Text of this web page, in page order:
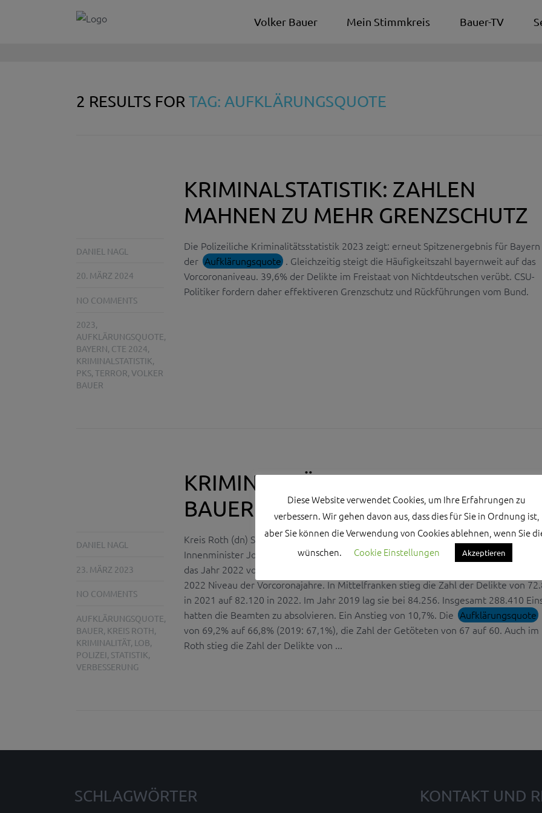
Volker Bauer Mein Stimmkreis Bauer-TV
2 RESULTS FOR TAG: AUFKLÄRUNGSQUOTE
KRIMINALSTATISTIK: ZAHLEN
MAHNEN ZU MEHR GRENZSCHUTZ
DANIEL NAGL
20. MÄRZ 2024
NO COMMENTS
2023,
AUFKLÄRUNGSQUOTE,
BAYERN, CTE 2024,
KRIMINALSTATISTIK,
PKS, TERROR, VOLKER
BAUER
Die Polizeiliche Kriminalitätsstatistik 2023 zeigt: erneut Spitzenergebnis für
der Aufklärungsquote . Gleichzeitig steigt die Häufigkeitszahl bayernweit auf das
Vorcoronaniveau. 39,6% der Delikte im Freistaat von Nichtdeutschen verübt. CSU-
Politiker fordern daher effektiveren Grenzschutz und Rückführungen vom Bund.
KRIMINALITÄTSSTATISTIK: MDL
BAUER LOBT POLIZEI
DANIEL NAGL
23. MÄRZ 2023
NO COMMENTS
AUFKLÄRUNGSQUOTE,
BAUER, KREIS ROTH,
KRIMINALITÄT, LOB,
POLIZEI, STATISTIK,
VERBESSERUNG
Kreis Roth (dn) Sicher leben in Bayern. Unter diesem Titel stellte der Bayerische
Innenminister Joachim Herrmann am 15. März die Polizeiliche
das Jahr 2022 vor. Der Blick in die Region zeigt: das Kriminalitätsgeschehen
2022 Niveau der Vorcoronajahre. In Mittelfranken stieg die Zahl der Delikte von
in 2021 auf 82.120 in 2022. Im Jahr 2019 lag sie bei 84.256. Insgesamt 288.410
hatten die Beamten zu absolvieren. Ein Anstieg von 10,7%. Die Aufklärungsquote
von 69,2% auf 66,8% (2019: 67,1%), die Zahl der Getöteten von 67 auf 60. Auch im
Roth stieg die Zahl der Delikte von ...
SCHLAGWÖRTER KONTAKT UND
Diese Website verwendet Cookies, um Ihre Erfahrungen zu
verbessern. Wir gehen davon aus, dass dies für Sie in Ordnung ist,
aber Sie können die Verwendung von Cookies ablehnen, wenn Sie
wünschen.
Cookie Einstellungen Akzeptieren